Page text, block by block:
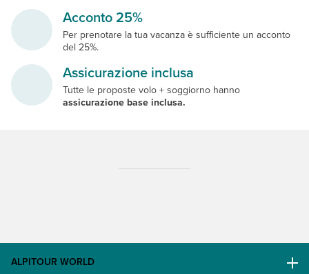
Acconto 25%
Per prenotare la tua vacanza è sufficiente un acconto
del 25%.
Assicurazione inclusa
Tutte le proposte volo + soggiorno hanno
assicurazione base inclusa.
ALPITOUR WORLD